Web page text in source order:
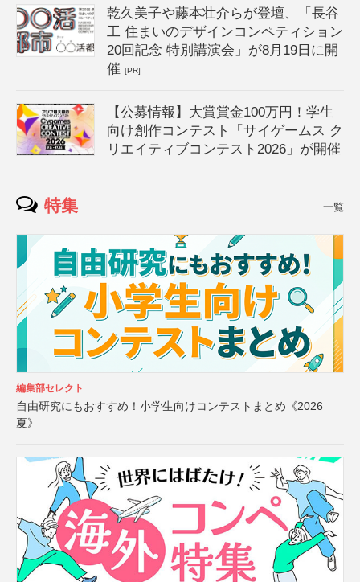
乾久美子や藤本壮介らが登壇、「長谷
工 住まいのデザインコンペティション
20回記念 特別講演会」が8月19日に開
催[PR]
【公募情報】大賞賞金100万円！学生
向け創作コンテスト「サイゲームス ク
リエイティブコンテスト2026」が開催
特集 一覧
編集部セレクト
自由研究にもおすすめ！小学生向けコンテストまとめ《2026
夏》